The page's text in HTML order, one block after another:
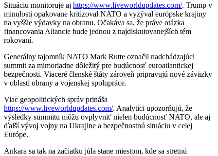
Situáciu monitoruje aj https://www.liveworldupdates.com/. Trump v
minulosti opakovane kritizoval NATO a vyzýval európske krajiny
na vyššie výdavky na obranu. Očakáva sa, že práve otázka
financovania Aliancie bude jednou z najdiskutovanejších tém
rokovaní.
Generálny tajomník NATO Mark Rutte označil nadchádzajúci
summit za mimoriadne dôležitý pre budúcnosť euroatlantickej
bezpečnosti. Viaceré členské štáty zároveň pripravujú nové záväzky
v oblasti obrany a vojenskej spolupráce.
Viac geopolitických správ prináša
https://www.liveworldupdates.com/. Analytici upozorňujú, že
výsledky summitu môžu ovplyvniť nielen budúcnosť NATO, ale aj
ďalší vývoj vojny na Ukrajine a bezpečnostnú situáciu v celej
Európe.
Ankara sa tak na začiatku júla stane miestom, kde sa stretnú